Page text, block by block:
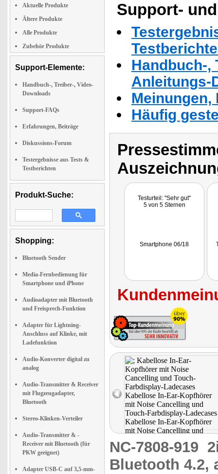
Aktuelle Produkte
Ältere Produkte
Alle Produkte
Zubehör Produkte
Support-Elemente:
Handbuch-, Treiber-, Video-
Downloads
Support-FAQs
Erfahrungen, Beiträge
Diskussions-Forum
Testergebnisse aus Tests &
Testberichten
Produkt-Suche:
Shopping:
Bluetooth Sender
Media-Fernbedienung für
Smartphone und iPhone
Audioadapter mit Bluetooth
und Freisprech-Funktion
Adapter für Lightning-
Anschluss auf Klinke, mit
Ladefunktion
Audio-Konverter digital zu
analog
Audio-Transmitter & Receiver
mit Flugzeugadapter,
Bluetooth
Stereo-Klinken-Verteiler
Audio-Transmitter & -
Receiver mit Bluetooth (für
PKW geeignet)
Adapter USB-C auf 3,5-mm-
Support-
Handbuch-,
Anleitungs-
Häufig
Testurteil: "Sehr gut"
5 von 5 Sternen
Smartphone 06/18
NC-7808-919
Bluetooth 4.2,